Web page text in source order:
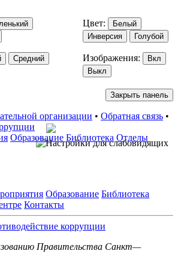
Средний
Цвет:
Белый
Инверсия
Голубой
Изображения:
Вкл
Выкл
Закрыть панель
организации • Обратная связь •
Образование Библиотека Отделы
Образование Библиотека
Контакты
коррупции
Правительства Санкт—